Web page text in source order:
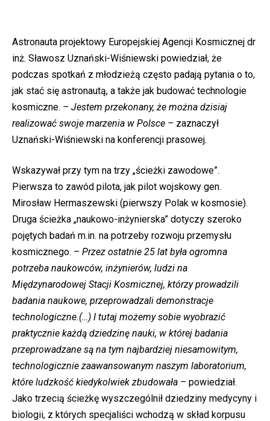
Astronauta projektowy Europejskiej Agencji Kosmicznej dr
inż. Sławosz Uznański-Wiśniewski powiedział, że
podczas spotkań z młodzieżą często padają pytania o to,
jak stać się astronautą, a także jak budować technologie
kosmiczne. – Jestem przekonany, że można dzisiaj
realizować swoje marzenia w Polsce – zaznaczył
Uznański-Wiśniewski na konferencji prasowej.
Wskazywał przy tym na trzy „ścieżki zawodowe”.
Pierwsza to zawód pilota, jak pilot wojskowy gen.
Mirosław Hermaszewski (pierwszy Polak w kosmosie).
Druga ścieżka „naukowo-inżynierska” dotyczy szeroko
pojętych badań m.in. na potrzeby rozwoju przemysłu
kosmicznego. – Przez ostatnie 25 lat była ogromna
potrzeba naukowców, inżynierów, ludzi na
Międzynarodowej Stacji Kosmicznej, którzy prowadzili
badania naukowe, przeprowadzali demonstracje
technologiczne.(…) I tutaj możemy sobie wyobrazić
praktycznie każdą dziedzinę nauki, w której badania
przeprowadzane są na tym najbardziej niesamowitym,
technologicznie zaawansowanym naszym laboratorium,
które ludzkość kiedykolwiek zbudowała – powiedział.
Jako trzecią ścieżkę wyszczególnił dziedziny medycyny i
biologii, z których specjaliści wchodzą w skład korpusu